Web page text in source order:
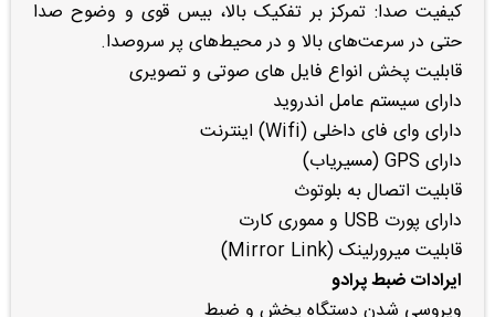
کیفیت صدا: تمرکز بر تفکیک بالا، بیس قوی و وضوح صدا
حتی در سرعت‌های بالا و در محیط‌های پر سروصدا.
قابلیت پخش انواع فایل های صوتی و تصویری
دارای سیستم عامل اندروید
دارای وای فای داخلی (Wifi) اینترنت
دارای GPS (مسیریاب)
قابلیت اتصال به بلوتوث
دارای پورت USB و مموری کارت
قابلیت میرورلینک (Mirror Link)
ایرادات ضبط پرادو
ویروسی شدن دستگاه پخش و ضبط